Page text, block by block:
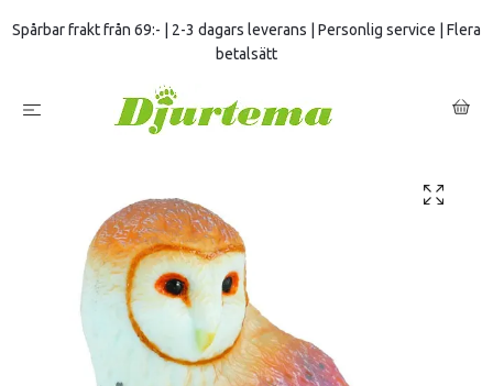
Spårbar frakt från 69:- | 2-3 dagars leverans | Personlig service | Flera
betalsätt